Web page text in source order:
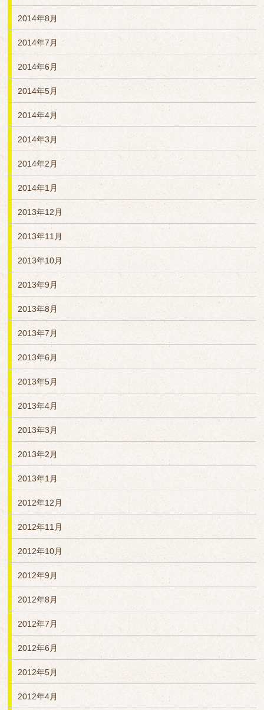
2014年8月
2014年7月
2014年6月
2014年5月
2014年4月
2014年3月
2014年2月
2014年1月
2013年12月
2013年11月
2013年10月
2013年9月
2013年8月
2013年7月
2013年6月
2013年5月
2013年4月
2013年3月
2013年2月
2013年1月
2012年12月
2012年11月
2012年10月
2012年9月
2012年8月
2012年7月
2012年6月
2012年5月
2012年4月